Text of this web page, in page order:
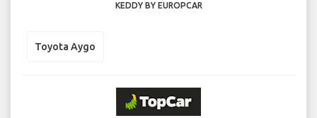
KEDDY BY EUROPCAR
Toyota Aygo